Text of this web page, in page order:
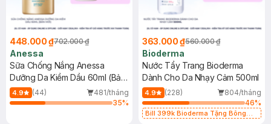
448.000 ₫702.000 ₫
Anessa
Sữa Chống Nắng Anessa
Dưỡng Da Kiềm Dầu 60ml (Bản
Mới)
4.9 (44)
481/tháng
35%
363.000 ₫560.000 ₫
Bioderma
Nước Tẩy Trang Bioderma
Dành Cho Da Nhạy Cảm 500ml
4.9 (228)
804/tháng
46%
Bill 399k Bioderma Tặng Bông